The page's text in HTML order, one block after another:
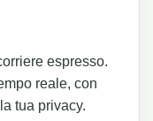
espresso.
reale, con
tua privacy.